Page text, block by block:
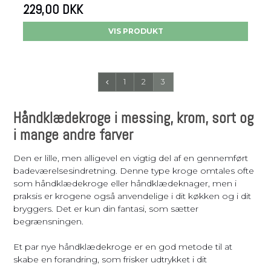
229,00 DKK
VIS PRODUKT
1 2 3
Håndklædekroge i messing, krom, sort og
i mange andre farver
Den er lille, men alligevel en vigtig del af en gennemført
badeværelsesindretning. Denne type kroge omtales ofte
som håndklædekroge eller håndklædeknager, men i
praksis er krogene også anvendelige i dit køkken og i dit
bryggers. Det er kun din fantasi, som sætter
begrænsningen.
Et par nye håndklædekroge er en god metode til at
skabe en forandring, som frisker udtrykket i dit